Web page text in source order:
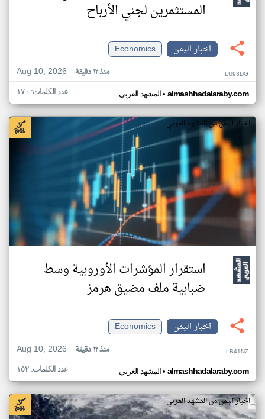
المستثمرين لجني الأرباح
اخبار اليمن
Economics
Aug 10, 2026
منذ ١٢ دقيقة LU93DG
المشهد العربي• almashhadalaraby.com عدد الكلمات: ١٧٠
اخبار اليمن من المشهد العربي
استقرار المؤشرات الأوروبية وسط
ضبابية ملف مضيق هرمز
اخبار اليمن
Economics
Aug 10, 2026
منذ ١٢ دقيقة LB41NZ
المشهد العربي• almashhadalaraby.com عدد الكلمات: ١٥٢
اخبار اليمن من المشهد العربي